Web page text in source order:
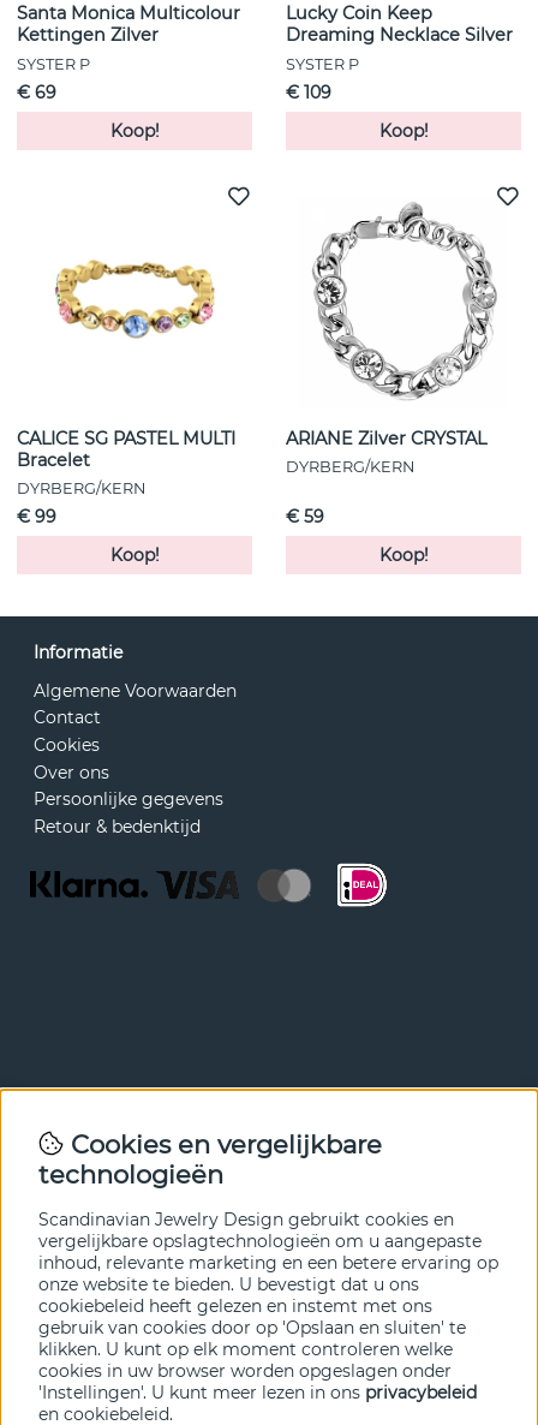
Santa Monica Multicolour
Kettingen Zilver
SYSTER P
€ 69
Koop!
Lucky Coin Keep
Dreaming Necklace Silver
SYSTER P
€ 109
Koop!
CALICE SG PASTEL MULTI
Bracelet
DYRBERG/KERN
€ 99
Koop!
ARIANE Zilver CRYSTAL
DYRBERG/KERN
€ 59
Koop!
Informatie
Algemene Voorwaarden
Contact
Cookies
Over ons
Persoonlijke gegevens
Retour & bedenktijd
Met onze nieuwsbrief ben je als eerste op de hoogte van
nieuws en aanbiedingen. Meld je hieronder aan.
VERZENDEN
Cookies en vergelijkbare
technologieën
Scandinavian Jewelry Design gebruikt cookies en
vergelijkbare opslagtechnologieën om u aangepaste
inhoud, relevante marketing en een betere ervaring op
onze website te bieden. U bevestigt dat u ons
cookiebeleid heeft gelezen en instemt met ons
gebruik van cookies door op 'Opslaan en sluiten' te
klikken. U kunt op elk moment controleren welke
cookies in uw browser worden opgeslagen onder
'Instellingen'. U kunt meer lezen in ons privacybeleid
en cookiebeleid.